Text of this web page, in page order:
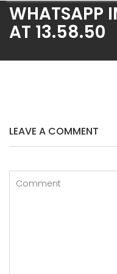
WHATSAPP
AT 13.58.50
LEAVE A COMMENT